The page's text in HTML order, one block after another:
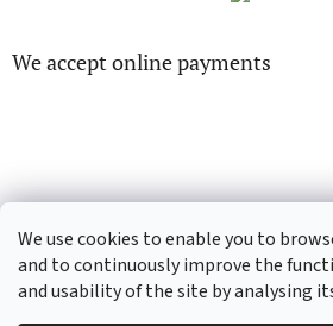
We use cookies to enable you to
and to continuously improve the
and usability of the site by analysing
We accept online payments